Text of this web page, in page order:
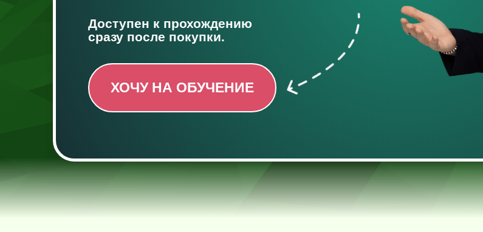
ХОЧУ НА ОБУЧЕНИЕ
Доступен к прохождению
сразу после покупки.